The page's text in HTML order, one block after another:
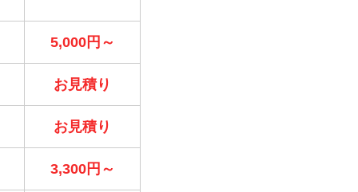
5,000円～
お見積り
お見積り
3,300円～